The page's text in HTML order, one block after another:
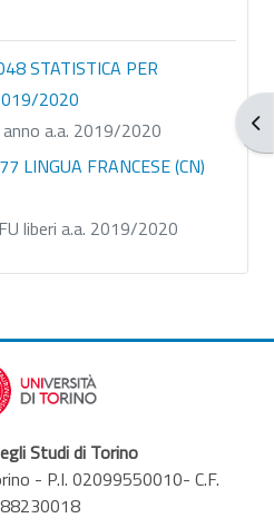
STATISTICA PER
2020
a.a. 2019/2020
LINGUA FRANCESE (CN)
liberi a.a. 2019/2020
Studi di Torino
- P.I. 02099550010- C.F.